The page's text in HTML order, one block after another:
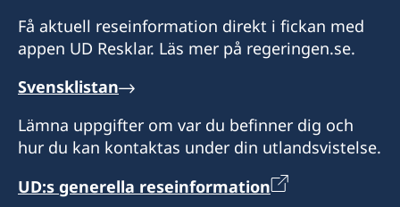
Få aktuell reseinformation direkt i fickan med
appen UD Resklar. Läs mer på regeringen.se.
Svensklistan
Lämna uppgifter om var du befinner dig och
hur du kan kontaktas under din utlandsvistelse.
UD:s generella reseinformation